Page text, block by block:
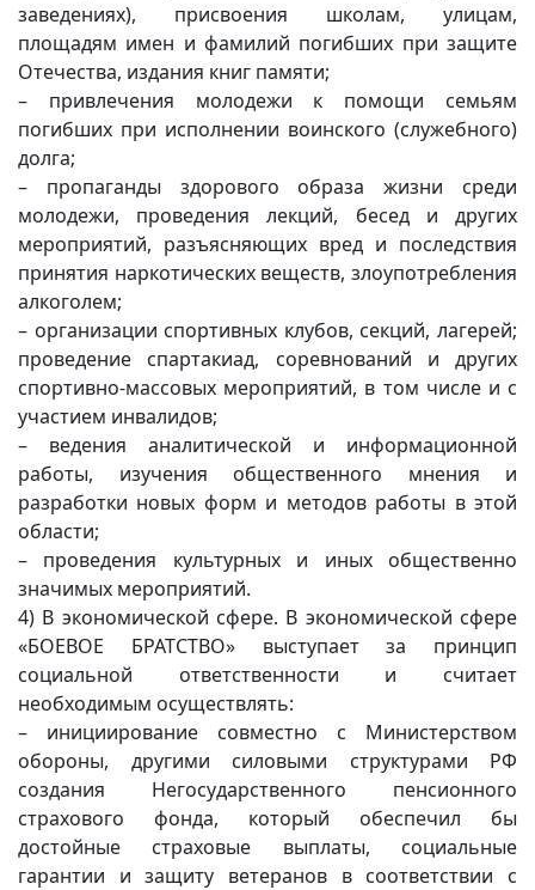
заведениях), присвоения школам, улицам,
площадям имен и фамилий погибших при защите
Отечества, издания книг памяти;
– привлечения молодежи к помощи семьям
погибших при исполнении воинского (служебного)
долга;
– пропаганды здорового образа жизни среди
молодежи, проведения лекций, бесед и других
мероприятий, разъясняющих вред и последствия
принятия наркотических веществ, злоупотребления
алкоголем;
– организации спортивных клубов, секций, лагерей;
проведение спартакиад, соревнований и других
спортивно-массовых мероприятий, в том числе и с
участием инвалидов;
– ведения аналитической и информационной
работы, изучения общественного мнения и
разработки новых форм и методов работы в этой
области;
– проведения культурных и иных общественно
значимых мероприятий.
4) В экономической сфере. В экономической сфере
«БОЕВОЕ БРАТСТВО» выступает за принцип
социальной ответственности и считает
необходимым осуществлять:
– инициирование совместно с Министерством
обороны, другими силовыми структурами РФ
создания Негосударственного пенсионного
страхового фонда, который обеспечил бы
достойные страховые выплаты, социальные
гарантии и защиту ветеранов в соответствии с